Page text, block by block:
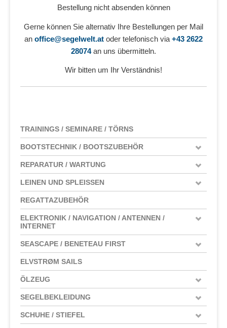
Bestellung nicht absenden können
Gerne können Sie alternativ Ihre Bestellungen per Mail
an office@segelwelt.at oder telefonisch via +43 2622
28074an uns übermitteln.
Wir bitten um Ihr Verständnis!
TRAININGS / SEMINARE / TÖRNS
BOOTSTECHNIK / BOOTSZUBEHÖR
REPARATUR / WARTUNG
LEINEN UND SPLEISSEN
REGATTAZUBEHÖR
ELEKTRONIK / NAVIGATION / ANTENNEN /
INTERNET
SEASCAPE / BENETEAU FIRST
ELVSTRØM SAILS
ÖLZEUG
SEGELBEKLEIDUNG
SCHUHE / STIEFEL